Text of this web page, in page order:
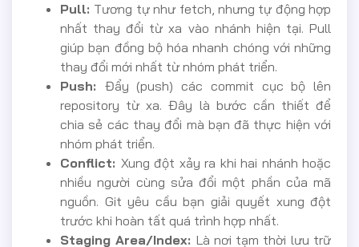
Pull: Tương tự như fetch, nhưng tự động hợp
nhất thay đổi từ xa vào nhánh hiện tại. Pull
giúp bạn đồng bộ hóa nhanh chóng với những
thay đổi mới nhất từ nhóm phát triển.
Push: Đẩy (push) các commit cục bộ lên
repository từ xa. Đây là bước cần thiết để
chia sẻ các thay đổi mà bạn đã thực hiện với
nhóm phát triển.
Conflict: Xung đột xảy ra khi hai nhánh hoặc
nhiều người cùng sửa đổi một phần của mã
nguồn. Git yêu cầu bạn giải quyết xung đột
trước khi hoàn tất quá trình hợp nhất.
Staging Area/Index: Là nơi tạm thời lưu trữ